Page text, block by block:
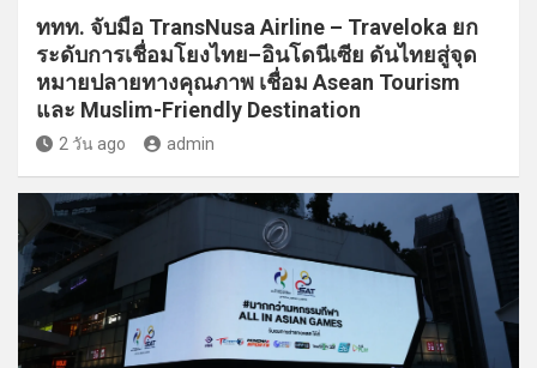
ททท. จับมือ TransNusa Airline – Traveloka ยก
ระดับการเชื่อมโยงไทย–อินโดนีเซีย ดันไทยสู่จุด
หมายปลายทางคุณภาพ เชื่อม Asean Tourism
และ Muslim-Friendly Destination
2 วัน ago admin